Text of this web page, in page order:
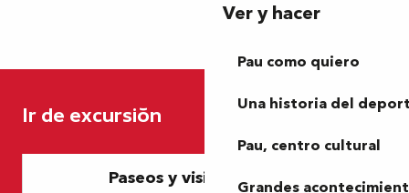
Ver y hacer
Pau como quiero
Una historia del
Pau, centro cultural
Grandes
Bureau des Guides et Accompagnateurs de Pau
Au delà du Boulevard
Guide Epicurieuse, Caroline Barrow
Pau Canoë-Kayak Club Universitaire
Ir de excursión
Paseos y visitas guiadas